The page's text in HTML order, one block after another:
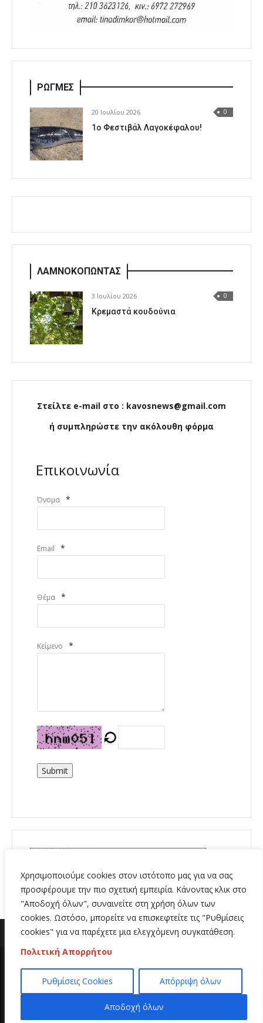
Χρησιμοποιούμε cookies στον ιστότοπο μας για να σας
προσφέρουμε την πιο σχετική εμπειρία. Κάνοντας κλικ στο
"Αποδοχή όλων", συναινείτε στη χρήση όλων των
cookies. Ωστόσο, μπορείτε να επισκεφτείτε τις "Ρυθμίσεις
cookies" για να παρέχετε μια ελεγχόμενη συγκατάθεση.
Πολιτική Απορρήτου
Ρυθμίσεις Cookies Απόρριψη όλων
Αποδοχή όλων
ΡΩΓΜΕΣ
20 Ιουλίου 2026 0
1o Φεστιβάλ Λαγοκέφαλου!
ΛΑΜΝΟΚΟΠΩΝΤΑΣ
3 Ιουλίου 2026 0
Κρεμαστά κουδούνια
Στείλτε e-mail στο : kavosnews@gmail.com
ή συμπληρώστε την ακόλουθη φόρμα
Επικοινωνία
Όνομα *
Email *
Θέμα *
Κείμενο *
Submit
Copyright 2020 | All Rights Reserved | Κατασκευή
ιστοσελίδων
Hi Web